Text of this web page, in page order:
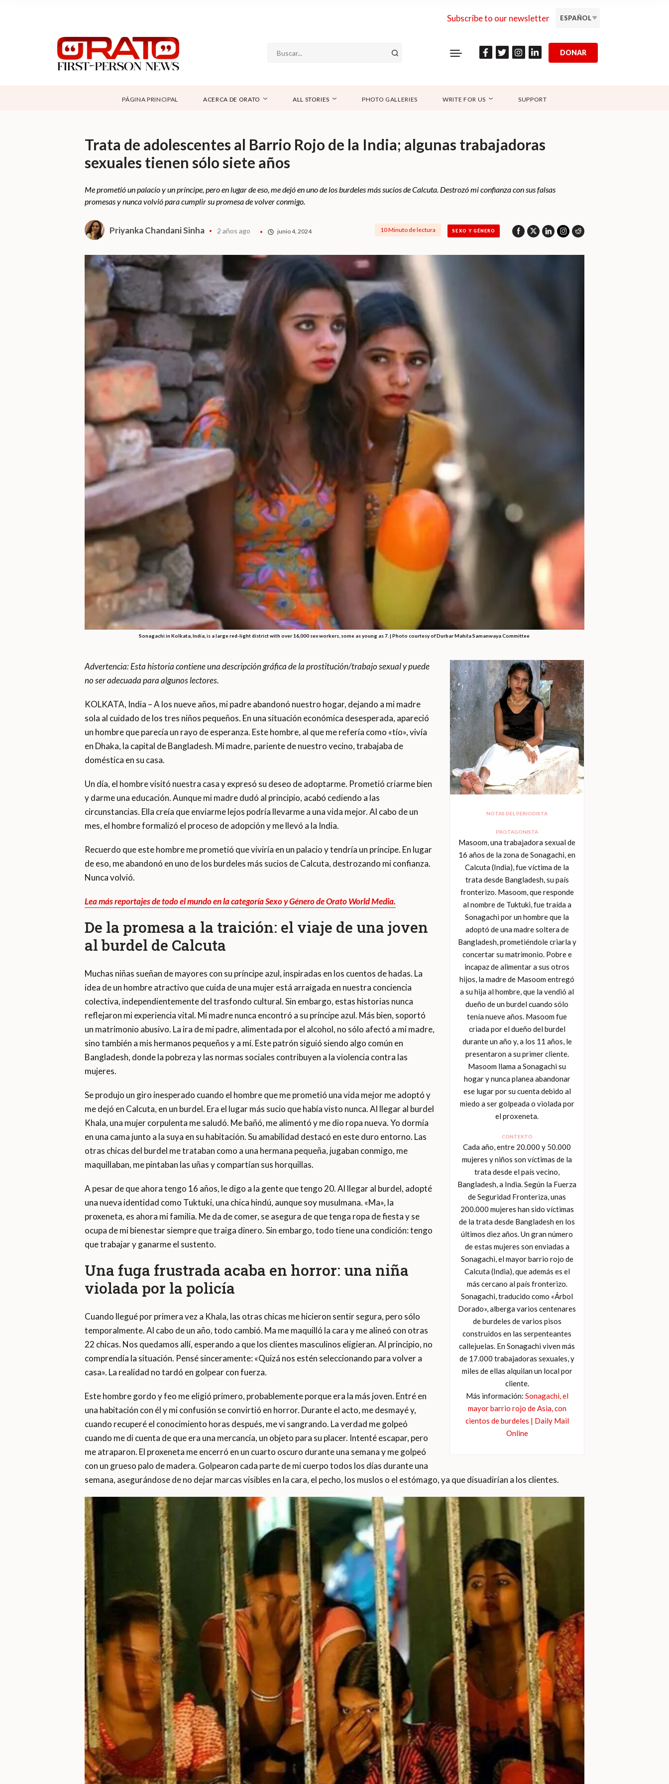
Subscribe to our newsletter ESPAÑOL
SUPPORT
CONTÁCTANOS
DONAR
PÁGINA PRINCIPAL ACERCA DE ORATO ALL STORIES PHOTO GALLERIES WRITE FOR US SUPPORT
Trata de adolescentes al Barrio Rojo de la India; algunas trabajadoras
sexuales tienen sólo siete años
Me prometió un palacio y un príncipe, pero en lugar de eso, me dejó en uno de los burdeles más sucios de Calcuta. Destrozó mi confianza con sus falsas
promesas y nunca volvió para cumplir su promesa de volver conmigo.
Priyanka Chandani Sinha 2 años ago junio 4, 2024 10 Minuto de lectura SEXO Y GÉNERO
Sonagachi in Kolkata, India, is a large red-light district with over 16,000 sex workers, some as young as 7. | Photo courtesy of Durbar Mahila Samanwaya Committee
NOTAS DEL PERIODISTA
PROTAGONISTA
Masoom, una trabajadora sexual de
16 años de la zona de Sonagachi, en
Calcuta (India), fue víctima de la
trata desde Bangladesh, su país
fronterizo. Masoom, que responde
al nombre de Tuktuki, fue traída a
Sonagachi por un hombre que la
adoptó de una madre soltera de
Bangladesh, prometiéndole criarla y
concertar su matrimonio. Pobre e
incapaz de alimentar a sus otros
hijos, la madre de Masoom entregó
a su hija al hombre, que la vendió al
dueño de un burdel cuando sólo
tenía nueve años. Masoom fue
criada por el dueño del burdel
durante un año y, a los 11 años, le
presentaron a su primer cliente.
Masoom llama a Sonagachi su
hogar y nunca planea abandonar
ese lugar por su cuenta debido al
miedo a ser golpeada o violada por
el proxeneta.
CONTEXTO
Cada año, entre 20.000 y 50.000
mujeres y niños son víctimas de la
trata desde el país vecino,
Bangladesh, a India. Según la Fuerza
de Seguridad Fronteriza, unas
200.000 mujeres han sido víctimas
de la trata desde Bangladesh en los
últimos diez años. Un gran número
de estas mujeres son enviadas a
Sonagachi, el mayor barrio rojo de
Calcuta (India), que además es el
más cercano al país fronterizo.
Sonagachi, traducido como «Árbol
Dorado», alberga varios centenares
de burdeles de varios pisos
construidos en las serpenteantes
callejuelas. En Sonagachi viven más
de 17.000 trabajadoras sexuales, y
miles de ellas alquilan un local por
cliente.
Más información: Sonagachi, el
mayor barrio rojo de Asia, con
cientos de burdeles | Daily Mail
Online
Advertencia: Esta historia contiene una descripción gráfica de la prostitución/trabajo sexual y puede
no ser adecuada para algunos lectores.
KOLKATA, India – A los nueve años, mi padre abandonó nuestro hogar, dejando a mi madre
sola al cuidado de los tres niños pequeños. En una situación económica desesperada, apareció
un hombre que parecía un rayo de esperanza. Este hombre, al que me refería como «tío», vivía
en Dhaka, la capital de Bangladesh. Mi madre, pariente de nuestro vecino, trabajaba de
doméstica en su casa.
Un día, el hombre visitó nuestra casa y expresó su deseo de adoptarme. Prometió criarme bien
y darme una educación. Aunque mi madre dudó al principio, acabó cediendo a las
circunstancias. Ella creía que enviarme lejos podría llevarme a una vida mejor. Al cabo de un
mes, el hombre formalizó el proceso de adopción y me llevó a la India.
Recuerdo que este hombre me prometió que viviría en un palacio y tendría un príncipe. En lugar
de eso, me abandonó en uno de los burdeles más sucios de Calcuta, destrozando mi confianza.
Nunca volvió.
Lea más reportajes de todo el mundo en la categoría Sexo y Género de Orato World Media.
De la promesa a la traición: el viaje de una joven
al burdel de Calcuta
Muchas niñas sueñan de mayores con su príncipe azul, inspiradas en los cuentos de hadas. La
idea de un hombre atractivo que cuida de una mujer está arraigada en nuestra conciencia
colectiva, independientemente del trasfondo cultural. Sin embargo, estas historias nunca
reflejaron mi experiencia vital. Mi madre nunca encontró a su príncipe azul. Más bien, soportó
un matrimonio abusivo. La ira de mi padre, alimentada por el alcohol, no sólo afectó a mi madre,
sino también a mis hermanos pequeños y a mí. Este patrón siguió siendo algo común en
Bangladesh, donde la pobreza y las normas sociales contribuyen a la violencia contra las
mujeres.
Se produjo un giro inesperado cuando el hombre que me prometió una vida mejor me adoptó y
me dejó en Calcuta, en un burdel. Era el lugar más sucio que había visto nunca. Al llegar al burdel
Khala, una mujer corpulenta me saludó. Me bañó, me alimentó y me dio ropa nueva. Yo dormía
en una cama junto a la suya en su habitación. Su amabilidad destacó en este duro entorno. Las
otras chicas del burdel me trataban como a una hermana pequeña, jugaban conmigo, me
maquillaban, me pintaban las uñas y compartían sus horquillas.
A pesar de que ahora tengo 16 años, le digo a la gente que tengo 20. Al llegar al burdel, adopté
una nueva identidad como Tuktuki, una chica hindú, aunque soy musulmana. «Ma», la
proxeneta, es ahora mi familia. Me da de comer, se asegura de que tenga ropa de fiesta y se
ocupa de mi bienestar siempre que traiga dinero. Sin embargo, todo tiene una condición: tengo
que trabajar y ganarme el sustento.
Una fuga frustrada acaba en horror: una niña
violada por la policía
Cuando llegué por primera vez a Khala, las otras chicas me hicieron sentir segura, pero sólo
temporalmente. Al cabo de un año, todo cambió. Ma me maquilló la cara y me alineó con otras
22 chicas. Nos quedamos allí, esperando a que los clientes masculinos eligieran. Al principio, no
comprendía la situación. Pensé sinceramente: «Quizá nos estén seleccionando para volver a
casa». La realidad no tardó en golpear con fuerza.
Este hombre gordo y feo me eligió primero, probablemente porque era la más joven. Entré en
una habitación con él y mi confusión se convirtió en horror. Durante el acto, me desmayé y,
cuando recuperé el conocimiento horas después, me vi sangrando. La verdad me golpeó
cuando me di cuenta de que era una mercancía, un objeto para su placer. Intenté escapar, pero
me atraparon. El proxeneta me encerró en un cuarto oscuro durante una semana y me golpeó
con un grueso palo de madera. Golpearon cada parte de mi cuerpo todos los días durante una
semana, asegurándose de no dejar marcas visibles en la cara, el pecho, los muslos o el estómago, ya que disuadirían a los clientes.